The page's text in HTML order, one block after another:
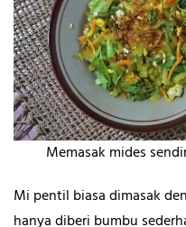
Memasak mides
Mi pentil biasa dimasak
hanya diberi bumbu